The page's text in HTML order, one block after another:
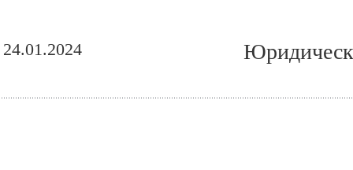
24.01.2024